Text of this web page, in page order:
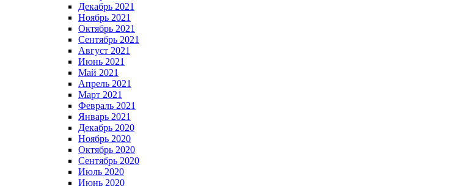
Декабрь 2021
Ноябрь 2021
Октябрь 2021
Сентябрь 2021
Август 2021
Июнь 2021
Май 2021
Апрель 2021
Март 2021
Февраль 2021
Январь 2021
Декабрь 2020
Ноябрь 2020
Октябрь 2020
Сентябрь 2020
Июль 2020
Июнь 2020